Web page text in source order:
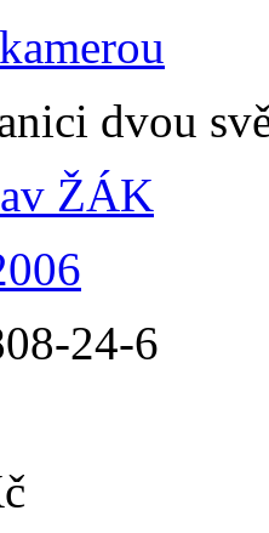
dvou
ŽÁK
24-6